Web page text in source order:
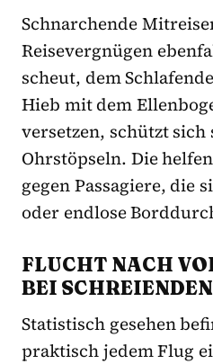
Schnarchende
Reisevergnügen
scheut, dem
Hieb mit dem
versetzen, schützt
Ohrstöpseln. Die
gegen Passagiere, die
oder endlose
FLUCHT NACH
BEI
Statistisch gesehen
praktisch jedem Flug